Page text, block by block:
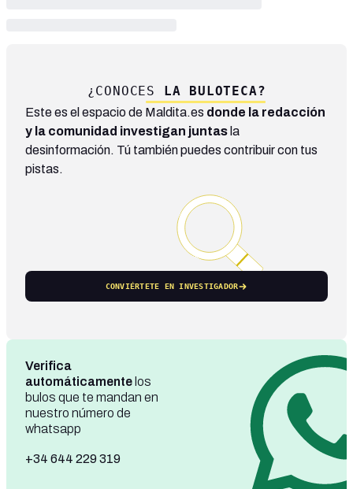
¿CONOCES LA BULOTECA?
Este es el espacio de Maldita.es donde la redacción
y la comunidad investigan juntas la
desinformación. Tú también puedes contribuir con tus
pistas.
CONVIÉRTETE EN INVESTIGADOR
Verifica
automáticamente los
bulos que te mandan en
nuestro número de
whatsapp
+34 644 229 319